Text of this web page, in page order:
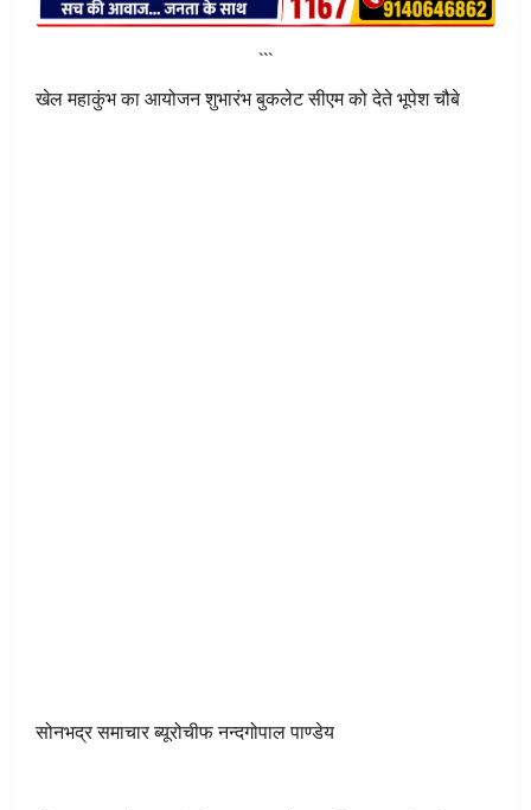
```
खेल महाकुंभ का आयोजन शुभारंभ बुकलेट सीएम को देते भूपेश चौबे
सोनभद्र समाचार ब्यूरोचीफ नन्दगोपाल पाण्डेय